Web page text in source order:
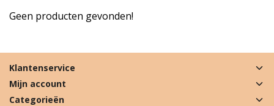
Geen producten gevonden!
Klantenservice
Mijn account
Categorieën